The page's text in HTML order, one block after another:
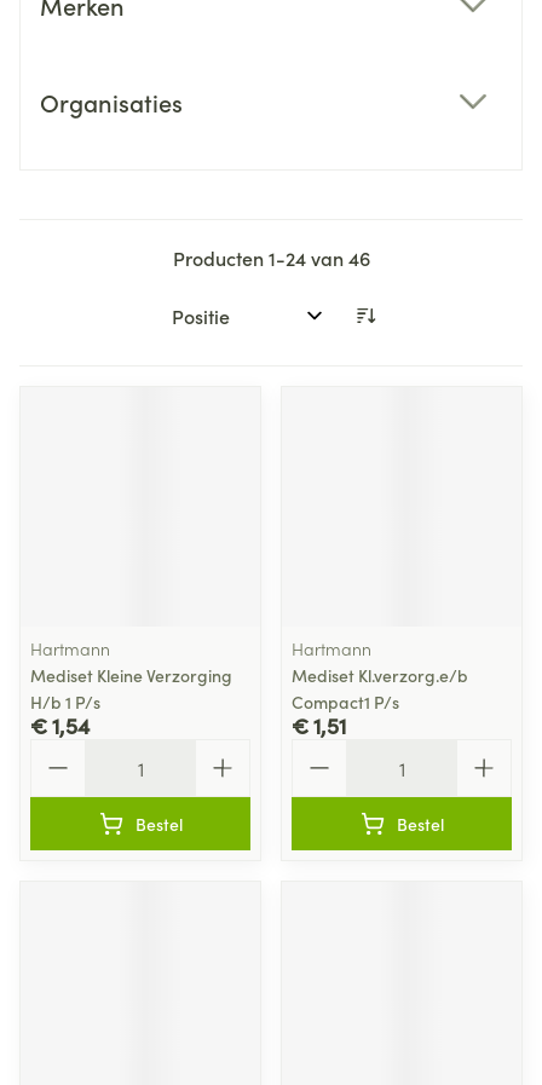
Organisaties
Producten1-24van46
Sorteer op:
Hartmann
Mediset Kleine Verzorging
H/b 1 P/s
€ 1,54
Bestel
Hartmann
Mediset Kl.verzorg.e/b
Compact1 P/s
€ 1,51
Bestel